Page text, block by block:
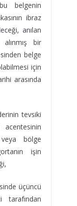
belgenin
ibraz
anılan
bir
belge
için
arasında
tevsiki
bölge
işin
üçüncü
tarafından